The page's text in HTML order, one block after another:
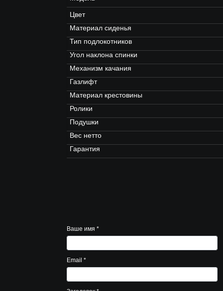
Цвет
Материал сиденья
Тип подлокотников
Угол наклона спинки
Механизм качания
Газлифт
Материал крестовины
Ролики
Подушки
Вес нетто
Гарантия
Ваше имя*
Email*